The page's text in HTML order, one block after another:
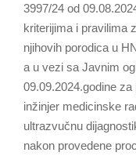
3997/24 od
kriterijima i pravilima
njihovih porodica u
a u vezi sa Javnim
09.09.2024.godine
inžinjer medicinske
ultrazvučnu
nakon provedene